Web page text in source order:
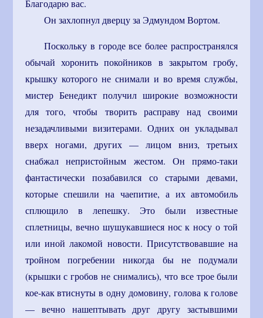
Благодарю вас.
Он захлопнул дверцу за Эдмундом Вортом.
Поскольку в городе все более распространялся
обычай хоронить покойников в закрытом гробу,
крышку которого не снимали и во время службы,
мистер Бенедикт получил широкие возможности
для того, чтобы творить расправу над своими
незадачливыми визитерами. Одних он укладывал
вверх ногами, других — лицом вниз, третьих
снабжал непристойным жестом. Он прямо-таки
фантастически позабавился со старыми девами,
которые спешили на чаепитие, а их автомобиль
сплющило в лепешку. Это были известные
сплетницы, вечно шушукавшиеся нос к носу о той
или иной лакомой новости. Присутствовавшие на
тройном погребении никогда бы не подумали
(крышки с гробов не снимались), что все трое были
кое-как втиснуты в одну домовину, голова к голове
— вечно нашептывать друг другу застывшими